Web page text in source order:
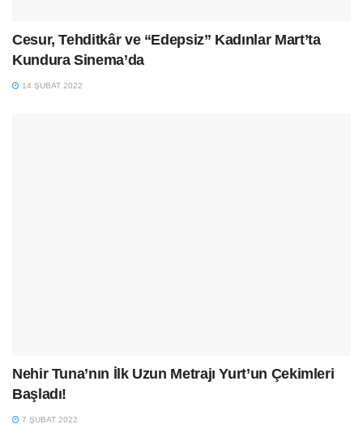
Cesur, Tehditkâr ve “Edepsiz” Kadınlar Mart’ta
Kundura Sinema’da
14 ŞUBAT 2022
Nehir Tuna’nın İlk Uzun Metrajı Yurt’un Çekimleri
Başladı!
7 ŞUBAT 2022